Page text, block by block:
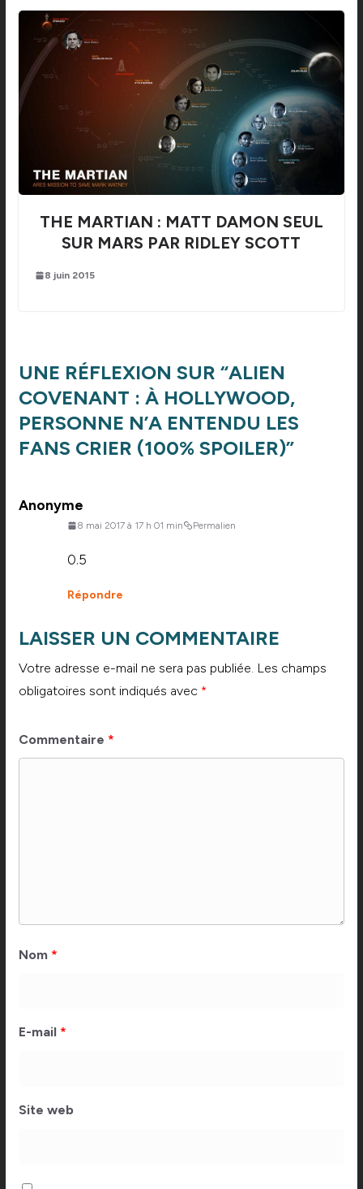
THE MARTIAN : MATT DAMON SEUL
SUR MARS PAR RIDLEY SCOTT
8 juin 2015
UNE RÉFLEXION SUR “ALIEN
COVENANT : À HOLLYWOOD,
PERSONNE N’A ENTENDU LES
FANS CRIER (100% SPOILER)”
Anonyme
8 mai 2017 à 17 h 01 min Permalien
0.5
Répondre
LAISSER UN COMMENTAIRE
Votre adresse e-mail ne sera pas publiée. Les champs
obligatoires sont indiqués avec *
Commentaire *
Nom *
E-mail *
Site web